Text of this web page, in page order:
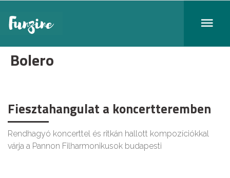
Bolero
Fiesztahangulat a koncertteremben
Rendhagyó koncerttel és ritkán hallott kompozíciókkal
várja a Pannon Filharmonikusok budapesti